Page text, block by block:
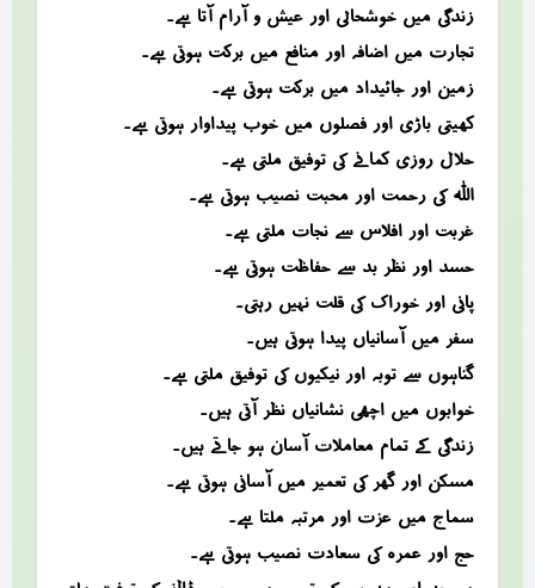
زندگی میں خوشحالی اور عیش و آرام آتا ہے۔
تجارت میں اضافہ اور منافع میں برکت ہوتی ہے۔
زمین اور جائیداد میں برکت ہوتی ہے۔
کھیتی باڑی اور فصلوں میں خوب پیداوار ہوتی ہے۔
حلال روزی کمانے کی توفیق ملتی ہے۔
اللہ کی رحمت اور محبت نصیب ہوتی ہے۔
غربت اور افلاس سے نجات ملتی ہے۔
حسد اور نظر بد سے حفاظت ہوتی ہے۔
پانی اور خوراک کی قلت نہیں رہتی۔
سفر میں آسانیاں پیدا ہوتی ہیں۔
گناہوں سے توبہ اور نیکیوں کی توفیق ملتی ہے۔
خوابوں میں اچھی نشانیاں نظر آتی ہیں۔
زندگی کے تمام معاملات آسان ہو جاتے ہیں۔
مسکن اور گھر کی تعمیر میں آسانی ہوتی ہے۔
سماج میں عزت اور مرتبہ ملتا ہے۔
حج اور عمرہ کی سعادت نصیب ہوتی ہے۔